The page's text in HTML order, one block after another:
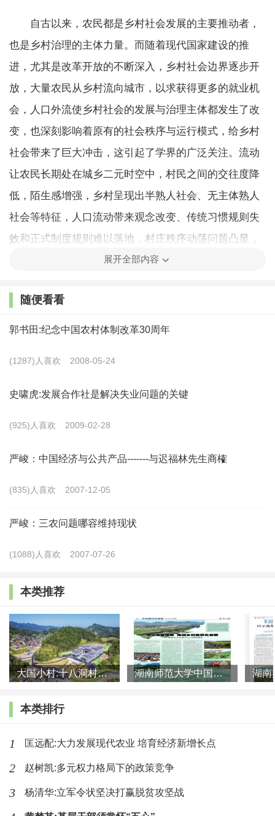
自古以来，农民都是乡村社会发展的主要推动者，
也是乡村治理的主体力量。而随着现代国家建设的推
进，尤其是改革开放的不断深入，乡村社会边界逐步开
放，大量农民从乡村流向城市，以求获得更多的就业机
会，人口外流使乡村社会的发展与治理主体都发生了改
变，也深刻影响着原有的社会秩序与运行模式，给乡村
社会带来了巨大冲击，这引起了学界的广泛关注。流动
让农民长期处在城乡二元时空中，村民之间的交往度降
低，陌生感增强，乡村呈现出半熟人社会、无主体熟人
社会等特征，人口流动带来观念改变、传统习惯规则失
效和正式制度规则难以落地，村庄秩序动荡问题凸显，
尤其是共识生产机制的破坏和认同行动单位的内缩，加
混混治村、乡村治理灰色化等诸多问题，乡村治理的内
卷化问题突出。针对这些问题，学者从治理主体的培
相应的政策建议。
已有的研究认识到农村人口快速流动给村庄文化、
农民行为和村庄秩序带来的冲击，也从不同层面梳理了
有研究对乡村秩序变迁的机理缺乏深入探讨，对人口流
动、秩序变迁与村庄治理的关联性研究不足，对乡村社
境出发，与农村实际及农民需要贴合不够紧密。可以
说，传统乡村社会的治理根植于熟人社会，由此生成了
来的关系疏离化、陌生化，让“熟人社会”的社会结构特
征发生了改变，原有的村庄治理机制与治理模式难以适
应新的格局，以至于出现了诸多的治理难题。在村庄巨
变的背景下，如何更好地应对人口流动背景下主体缺
失、秩序变迁以及基础改变下的乡村治理问题，构建起
完善的乡村治理体系是亟待解决的问题。为此，本研究
以河南G村为个案，探讨农民流动背景下的秩序变迁，
剖析流动对乡村社会基础的影响，探讨实现乡村有效治
理的路径。
河南G村属于平原地区，下辖3个自然村，1348户，
展开全部内容
随便看看
郭书田:纪念中国农村体制改革30周年
(1287)人喜欢 2008-05-24
史啸虎:发展合作社是解决失业问题的关键
(925)人喜欢 2009-02-28
严峻：中国经济与公共产品-------与迟福林先生商榷
(835)人喜欢 2007-12-05
严峻：三农问题哪容维持现状
(1088)人喜欢 2007-07-26
本类推荐
大国小村:十八洞村的现代变迁是一道美丽的风景线 湖南师范大学中国乡村振兴研究院课题组:突出地域特色 推进乡村
本类排行
1 匡远配:大力发展现代农业 培育经济新增长点
2 赵树凯:多元权力格局下的政策竞争
3 杨清华:立军令状坚决打赢脱贫攻坚战